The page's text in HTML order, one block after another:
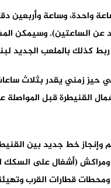
واحدة، وساعة وأربعين
زمني يزيد عن الساعتين).
القنيطرة قبل المواصلة
وإنجاز خط جديد بين
ومراكش (أشغال على السكك
قطارات القرب